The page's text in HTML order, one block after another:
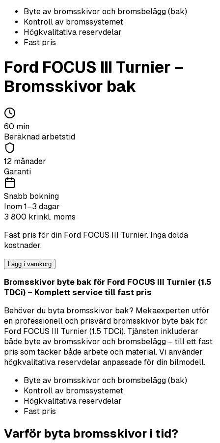
Byte av bromsskivor och bromsbelägg (bak)
Kontroll av bromssystemet
Högkvalitativa reservdelar
Fast pris
Ford FOCUS III Turnier –
Bromsskivor bak
60 min
Beräknad arbetstid
12 månader
Garanti
Snabb bokning
Inom 1–3 dagar
3 800 krinkl. moms
Fast pris för din Ford FOCUS III Turnier. Inga dolda
kostnader.
Lägg i varukorg
Bromsskivor byte bak för Ford FOCUS III Turnier (1.5
TDCi) – Komplett service till fast pris
Behöver du byta bromsskivor bak? Mekaexperten utför
en professionell och prisvärd bromsskivor byte bak för
Ford FOCUS III Turnier (1.5 TDCi). Tjänsten inkluderar
både byte av bromsskivor och bromsbelägg – till ett fast
pris som täcker både arbete och material. Vi använder
högkvalitativa reservdelar anpassade för din bilmodell.
Byte av bromsskivor och bromsbelägg (bak)
Kontroll av bromssystemet
Högkvalitativa reservdelar
Fast pris
Varför byta bromsskivor i tid?